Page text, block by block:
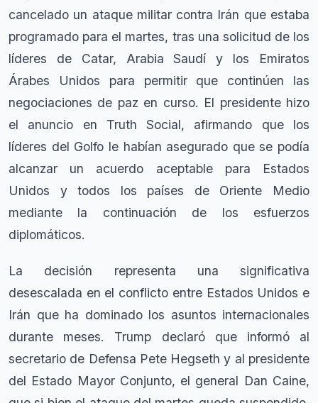
cancelado un ataque militar contra Irán que estaba
programado para el martes, tras una solicitud de los
líderes de Catar, Arabia Saudí y los Emiratos
Árabes Unidos para permitir que continúen las
negociaciones de paz en curso. El presidente hizo
el anuncio en Truth Social, afirmando que los
líderes del Golfo le habían asegurado que se podía
alcanzar un acuerdo aceptable para Estados
Unidos y todos los países de Oriente Medio
mediante la continuación de los esfuerzos
diplomáticos.
La decisión representa una significativa
desescalada en el conflicto entre Estados Unidos e
Irán que ha dominado los asuntos internacionales
durante meses. Trump declaró que informó al
secretario de Defensa Pete Hegseth y al presidente
del Estado Mayor Conjunto, el general Dan Caine,